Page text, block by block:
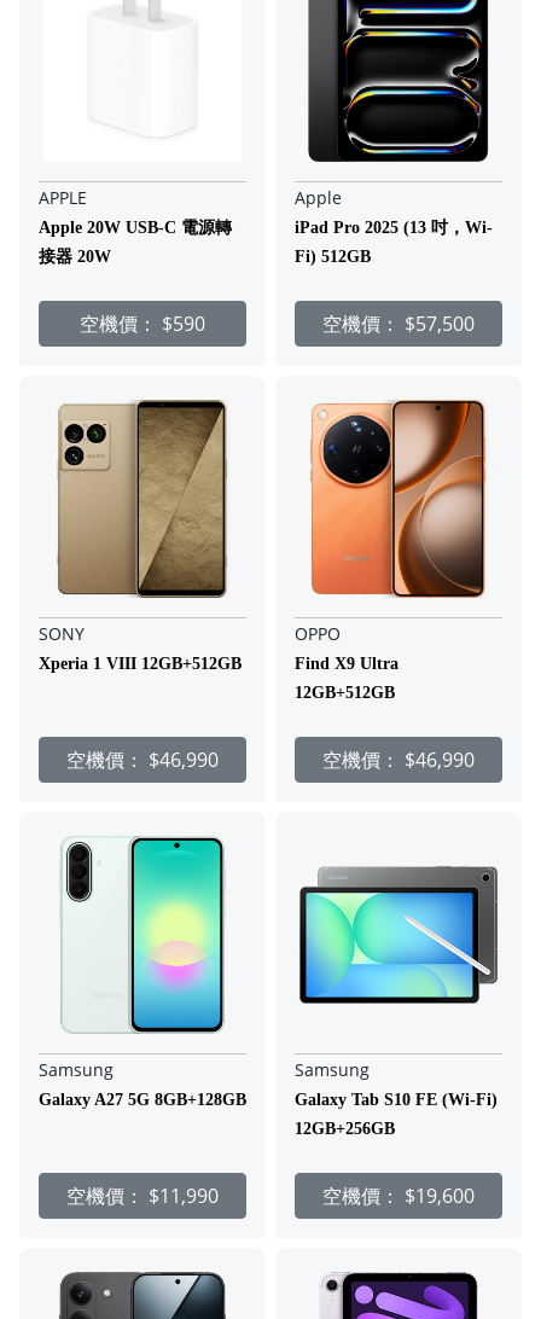
APPLE
Apple 20W USB-C 電源轉
接器 20W
空機價： $590
Apple
iPad Pro 2025 (13 吋，Wi-
Fi) 512GB
空機價： $57,500
SONY
Xperia 1 VIII 12GB+512GB
空機價： $46,990
OPPO
Find X9 Ultra
12GB+512GB
空機價： $46,990
Samsung
Galaxy A27 5G 8GB+128GB
空機價： $11,990
Samsung
Galaxy Tab S10 FE (Wi-Fi)
12GB+256GB
空機價： $19,600